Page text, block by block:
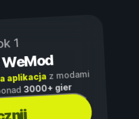
1
aplikacjaz modami
3000+ gier